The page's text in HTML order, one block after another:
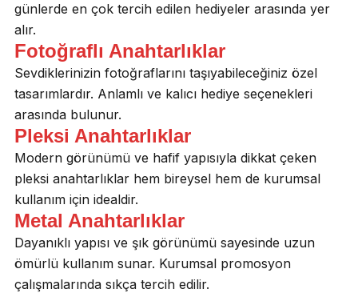
günlerde en çok tercih edilen hediyeler arasında yer
alır.
Fotoğraflı Anahtarlıklar
Sevdiklerinizin fotoğraflarını taşıyabileceğiniz özel
tasarımlardır. Anlamlı ve kalıcı hediye seçenekleri
arasında bulunur.
Pleksi Anahtarlıklar
Modern görünümü ve hafif yapısıyla dikkat çeken
pleksi anahtarlıklar hem bireysel hem de kurumsal
kullanım için idealdir.
Metal Anahtarlıklar
Dayanıklı yapısı ve şık görünümü sayesinde uzun
ömürlü kullanım sunar. Kurumsal promosyon
çalışmalarında sıkça tercih edilir.